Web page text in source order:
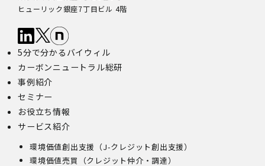
ヒューリック銀座7丁目ビル 4階
5分で分かるバイウィル
カーボンニュートラル総研
事例紹介
セミナー
お役立ち情報
サービス紹介
環境価値創出支援（J-クレジット創出支援）
環境価値売買（クレジット仲介・調達）